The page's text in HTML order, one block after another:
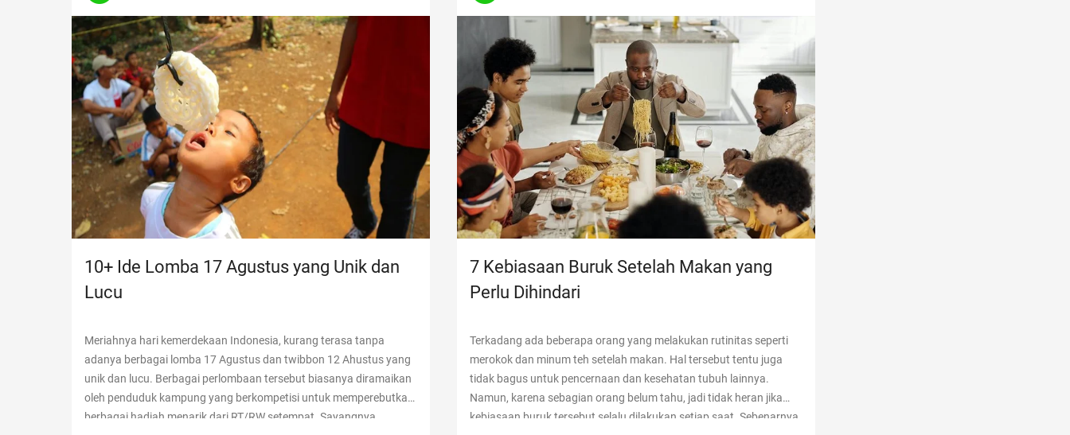
10+ Ide Lomba 17 Agustus yang Unik dan
Lucu
Meriahnya hari kemerdekaan Indonesia, kurang terasa tanpa
adanya berbagai lomba 17 Agustus dan twibbon 12 Ahustus yang
unik dan lucu. Berbagai perlombaan tersebut biasanya diramaikan
oleh penduduk kampung yang berkompetisi untuk memperebutkan
berbagai hadiah menarik dari RT/RW setempat. Sayangnya,
7 Kebiasaan Buruk Setelah Makan yang
Perlu Dihindari
Terkadang ada beberapa orang yang melakukan rutinitas seperti
merokok dan minum teh setelah makan. Hal tersebut tentu juga
tidak bagus untuk pencernaan dan kesehatan tubuh lainnya.
Namun, karena sebagian orang belum tahu, jadi tidak heran jika
kebiasaan buruk tersebut selalu dilakukan setiap saat. Sebenarnya